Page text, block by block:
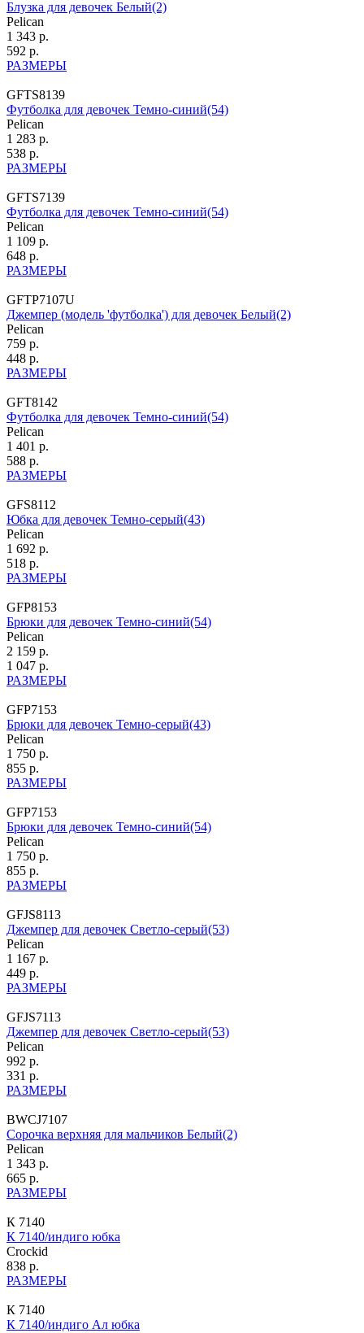
Блузка для девочек Белый(2)
Pelican
1 343 р.
592 р.
РАЗМЕРЫ
GFTS8139
Футболка для девочек Темно-синий(54)
Pelican
1 283 р.
538 р.
РАЗМЕРЫ
GFTS7139
Футболка для девочек Темно-синий(54)
Pelican
1 109 р.
648 р.
РАЗМЕРЫ
GFTP7107U
Джемпер (модель 'футболка') для девочек Белый(2)
Pelican
759 р.
448 р.
РАЗМЕРЫ
GFT8142
Футболка для девочек Темно-синий(54)
Pelican
1 401 р.
588 р.
РАЗМЕРЫ
GFS8112
Юбка для девочек Темно-серый(43)
Pelican
1 692 р.
518 р.
РАЗМЕРЫ
GFP8153
Брюки для девочек Темно-синий(54)
Pelican
2 159 р.
1 047 р.
РАЗМЕРЫ
GFP7153
Брюки для девочек Темно-серый(43)
Pelican
1 750 р.
855 р.
РАЗМЕРЫ
GFP7153
Брюки для девочек Темно-синий(54)
Pelican
1 750 р.
855 р.
РАЗМЕРЫ
GFJS8113
Джемпер для девочек Светло-серый(53)
Pelican
1 167 р.
449 р.
РАЗМЕРЫ
GFJS7113
Джемпер для девочек Светло-серый(53)
Pelican
992 р.
331 р.
РАЗМЕРЫ
BWCJ7107
Сорочка верхняя для мальчиков Белый(2)
Pelican
1 343 р.
665 р.
РАЗМЕРЫ
К 7140
К 7140/индиго юбка
Crockid
838 р.
РАЗМЕРЫ
К 7140
К 7140/индиго Ал юбка